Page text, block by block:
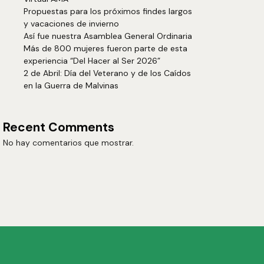
Propuestas para los próximos findes largos
y vacaciones de invierno
Así fue nuestra Asamblea General Ordinaria
Más de 800 mujeres fueron parte de esta
experiencia “Del Hacer al Ser 2026”
2 de Abril: Día del Veterano y de los Caídos
en la Guerra de Malvinas
Recent Comments
No hay comentarios que mostrar.